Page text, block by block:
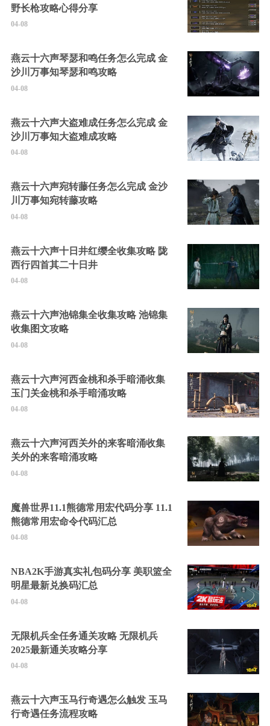
野长枪攻略心得分享
04-08
燕云十六声琴瑟和鸣任务怎么完成 金
沙川万事知琴瑟和鸣攻略
04-08
燕云十六声大盗难成任务怎么完成 金
沙川万事知大盗难成攻略
04-08
燕云十六声宛转藤任务怎么完成 金沙
川万事知宛转藤攻略
04-08
燕云十六声十日井红缨全收集攻略 陇
西行四首其二十日井
04-08
燕云十六声池锦集全收集攻略 池锦集
收集图文攻略
04-08
燕云十六声河西金桃和杀手暗涌收集
玉门关金桃和杀手暗涌攻略
04-08
燕云十六声河西关外的来客暗涌收集
关外的来客暗涌攻略
04-08
魔兽世界11.1熊德常用宏代码分享 11.1
熊德常用宏命令代码汇总
04-08
NBA2K手游真实礼包码分享 美职篮全
明星最新兑换码汇总
04-08
无限机兵全任务通关攻略 无限机兵
2025最新通关攻略分享
04-08
燕云十六声玉马行奇遇怎么触发 玉马
行奇遇任务流程攻略